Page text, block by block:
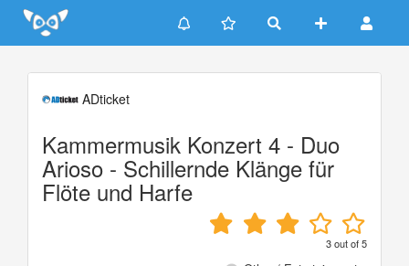
Update cookies preferences
ADticket
Kammermusik Konzert 4 - Duo
Arioso - Schillernde Klänge für
Flöte und Harfe
3out of5